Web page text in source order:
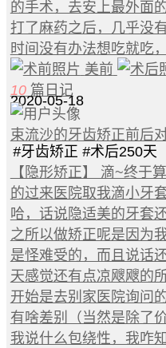
的手术，去安上最外面
打了麻药之后，几乎没
时间没有办法想吃就吃
美前
10篇日记
2020-05-18
束流沙的牙齿矫正前后
#牙齿矫正 #术后250天
【隐形矫正】 滴~终于
的过来医院取我滴小牙
哈，话说隐适美的牙套
之所以做矫正呢是因为
是怪难受的，而且说话
天感觉还有点凉飕飕的
开始是去别家医院询问
有啥差别（当然是除了
我说什么包绕性，我咋